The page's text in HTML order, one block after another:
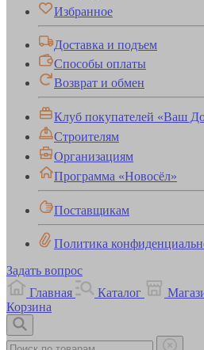
Избранное
Доставка и подъем
Способы оплаты
Возврат и обмен
Клуб покупателей «Ваш
Строителям
Организациям
Программа «Новосёл»
Поставщикам
Политика
Задать вопрос
Главная
Каталог
Корзина